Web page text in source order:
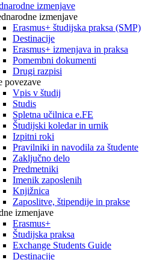
izmenjave
izmenjave
Erasmus+ študijska praksa (SMP)
Destinacije
Erasmus+ izmenjava in praksa
Pomembni dokumenti
Drugi razpisi
povezave
Vpis v študij
Studis
Spletna učilnica e.FE
Študijski koledar in urnik
Izpitni roki
Pravilniki in navodila za študente
Zaključno delo
Predmetniki
Imenik zaposlenih
Knjižnica
Zaposlitve, štipendije in prakse
izmenjave
Erasmus+
Študijska praksa
Exchange Students Guide
Destinacije